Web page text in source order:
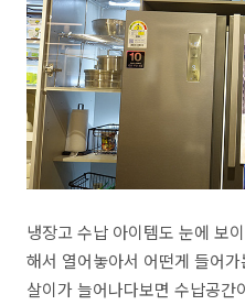
냉장고 수납 아이템도 눈에 보
해서 열어놓아서 어떤게 들어
살이가 늘어나다보면 수납공간